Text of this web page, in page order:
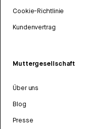
Cookie-Richtlinie
Kundenvertrag
Muttergesellschaft
Über uns
Blog
Presse